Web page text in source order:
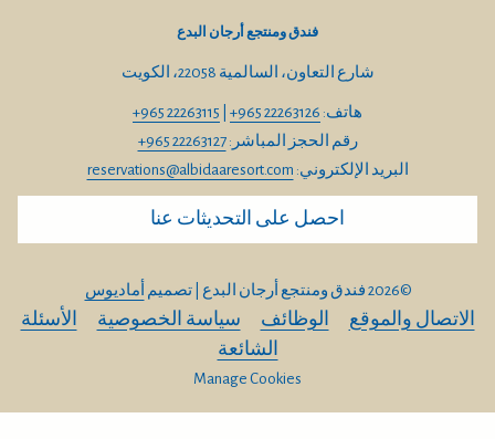
مقهى عالمي يقدم قهوة فاخرة ومشروبات
وخارجية
Costa Coffee
مقهى شهير يقدم القهوة الطازجة والمعجنات
والسندويشات في أجواء مريحة على شاطئ
Chili’s
مطعم أمريكي غير رسمي يشتهر بالبرغر
والفاهيتا والأضلاع والأطباق المكسيكية-
فندق ومنتجع أرجان البدع
شارع التعاون، السالمية 22058، الكويت
هاتف: +965 22263115
+965 22263126
رقم الحجز المباشر:+965 22263127
البريد الإلكتروني: reservations@albidaaresort.com
احصل على التحديثات عنا
©
2026 فندق ومنتجع أرجان البدع | تصميم أماديوس
الاتصال والموقع الوظائف سياسة الخصوصية
الأسئلة
الشائعة
Manage Cookies